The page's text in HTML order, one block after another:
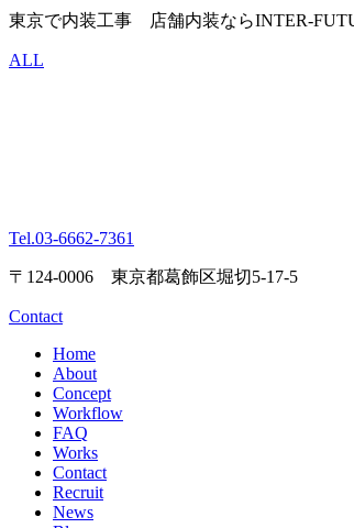
東京で内装工事 店舗内装ならINTER-
ALL
Tel.03-6662-7361
〒124-0006 東京都葛飾区堀切5-17-5
Contact
Home
About
Concept
Workflow
FAQ
Works
Contact
Recruit
News